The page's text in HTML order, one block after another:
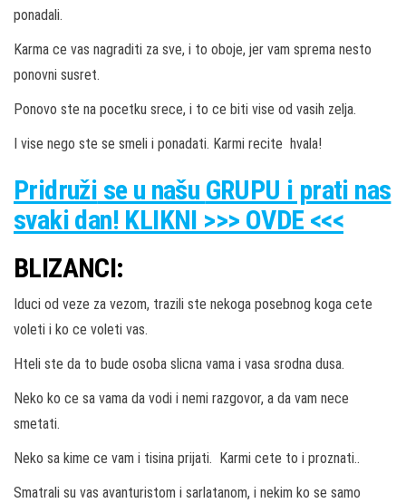
ponadali.
Karma ce vas nagraditi za sve, i to oboje, jer vam sprema nesto
ponovni susret.
Ponovo ste na pocetku srece, i to ce biti vise od vasih zelja.
I vise nego ste se smeli i ponadati. Karmi recite hvala!
Pridruži se u našu GRUPU i prati nas
svaki dan! KLIKNI >>> OVDE <<<
BLIZANCI:
Iduci od veze za vezom, trazili ste nekoga posebnog koga cete
voleti i ko ce voleti vas.
Hteli ste da to bude osoba slicna vama i vasa srodna dusa.
Neko ko ce sa vama da vodi i nemi razgovor, a da vam nece
smetati.
Neko sa kime ce vam i tisina prijati. Karmi cete to i proznati..
Smatrali su vas avanturistom i sarlatanom, i nekim ko se samo